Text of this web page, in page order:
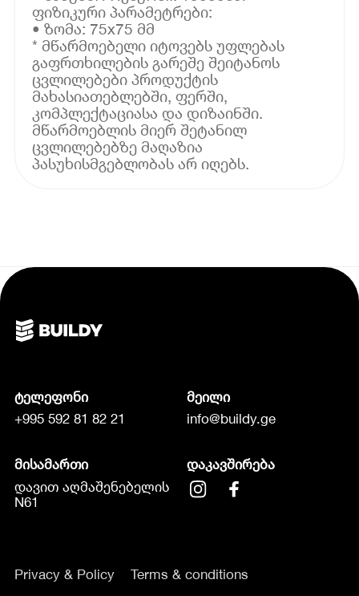
ფიზიკური პარამეტრები:
• ზომა: 75x75 მმ
* მწარმოებელი იტოვებს უფლებას
გაფრთხილების გარეშე შეიტანოს
ცვლილებები პროდუქტის
მახასიათებლებში, ფერში,
კომპლექტაციასა და დიზაინში.
მწარმოებლის მიერ შეტანილ
ცვლილებებზე მაღაზია
პასუხისმგებლობას არ იღებს.
ტელეფონი
+995 592 81 82 21
მეილი
info@buildy.ge
მისამართი
დავით აღმაშენებელის
N61
დაკავშირება
Privacy & Policy Terms & conditions